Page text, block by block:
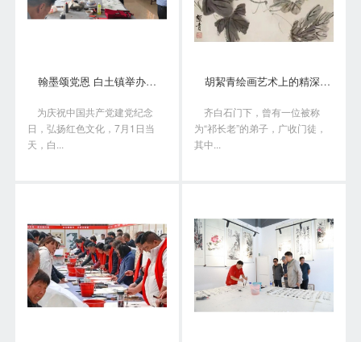
翰墨颂党恩 白土镇举办书画笔会庆“七一”
为庆祝中国共产党建党纪念
日，弘扬红色文化，7月1日当
天，白...
胡絜青绘画艺术上的精深造诣从何而来?
齐白石门下，曾有一位被称
为“祁长老”的弟子，广收门徒，
其中...